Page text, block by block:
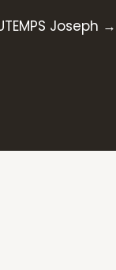
Joseph →